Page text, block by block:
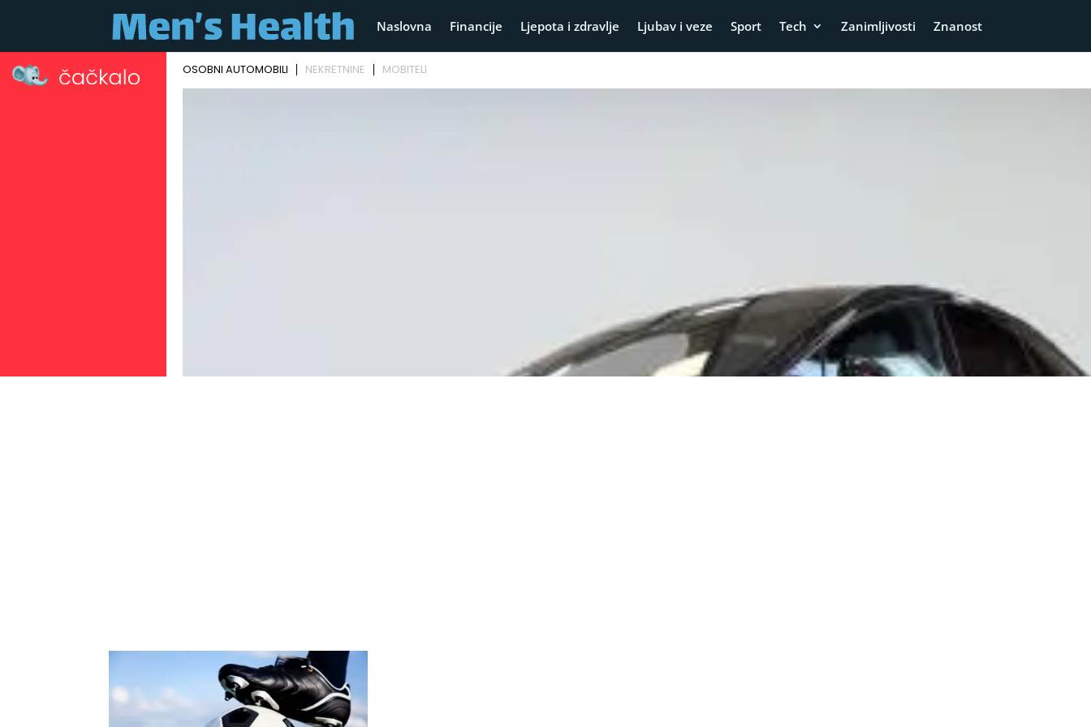
Naslovna Financije Ljepota i zdravlje Ljubav i veze Sport Tech Zanimljivosti Znanost